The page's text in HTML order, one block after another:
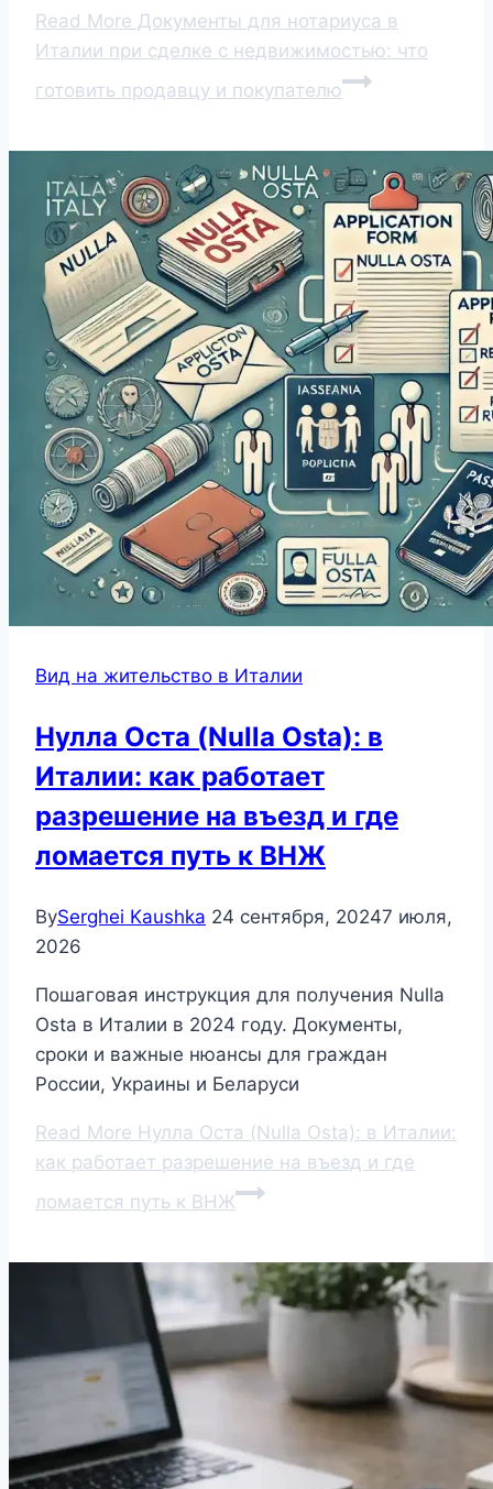
Read More Документы для нотариуса в
Италии при сделке с недвижимостью: что
готовить продавцу и покупателю
Вид на жительство в Италии
Нулла Оста (Nulla Osta): в
Италии: как работает
разрешение на въезд и где
ломается путь к ВНЖ
BySerghei Kaushka 24 сентября, 20247 июля,
2026
Пошаговая инструкция для получения Nulla
Osta в Италии в 2024 году. Документы,
сроки и важные нюансы для граждан
России, Украины и Беларуси
Read More Нулла Оста (Nulla Osta): в Италии:
как работает разрешение на въезд и где
ломается путь к ВНЖ